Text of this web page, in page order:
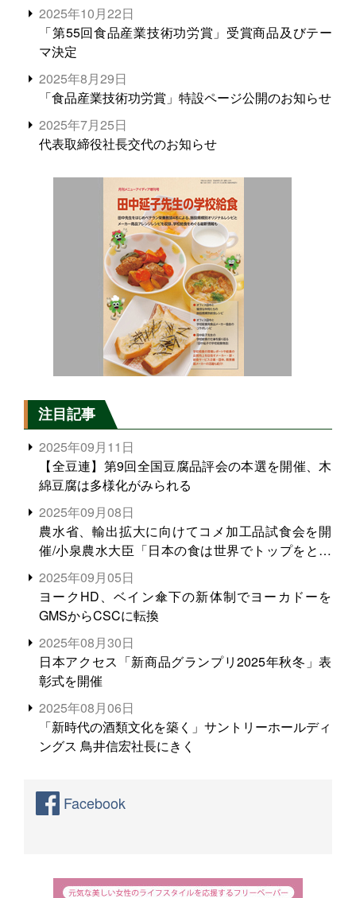
2025年10月22日
「第55回食品産業技術功労賞」受賞商品及びテー
マ決定
2025年8月29日
「食品産業技術功労賞」特設ページ公開のお知らせ
2025年7月25日
代表取締役社長交代のお知らせ
注目記事
2025年09月11日
【全豆連】第9回全国豆腐品評会の本選を開催、木
綿豆腐は多様化がみられる
2025年09月08日
農水省、輸出拡大に向けてコメ加工品試食会を開
催/小泉農水大臣「日本の食は世界でトップをとれ
る。米増産に向けて、米輸出需要の拡大を」
2025年09月05日
ヨークHD、ベイン傘下の新体制でヨーカドーを
GMSからCSCに転換
2025年08月30日
日本アクセス「新商品グランプリ2025年秋冬」表
彰式を開催
2025年08月06日
「新時代の酒類文化を築く」サントリーホールディ
ングス 鳥井信宏社長にきく
Facebook